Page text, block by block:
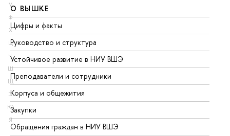
У
Ф
Х
Ц
Ч
Ш
Щ
Э
Ю
Я
О ВЫШКЕ
Цифры и факты
Руководство и структура
Устойчивое развитие в НИУ ВШЭ
Преподаватели и сотрудники
Корпуса и общежития
Закупки
Обращения граждан в НИУ ВШЭ